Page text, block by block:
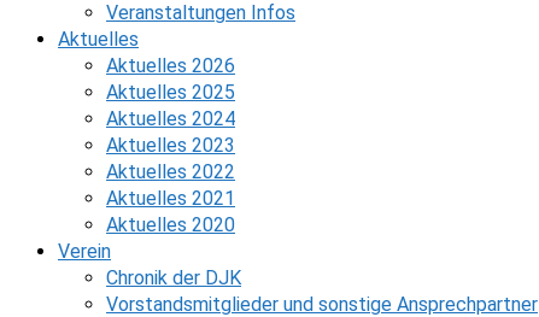
Veranstaltungen Infos
Aktuelles
Aktuelles 2026
Aktuelles 2025
Aktuelles 2024
Aktuelles 2023
Aktuelles 2022
Aktuelles 2021
Aktuelles 2020
Verein
Chronik der DJK
Vorstandsmitglieder und sonstige Ansprechpartner